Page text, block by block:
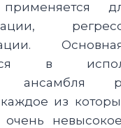
в
ансамбля
из